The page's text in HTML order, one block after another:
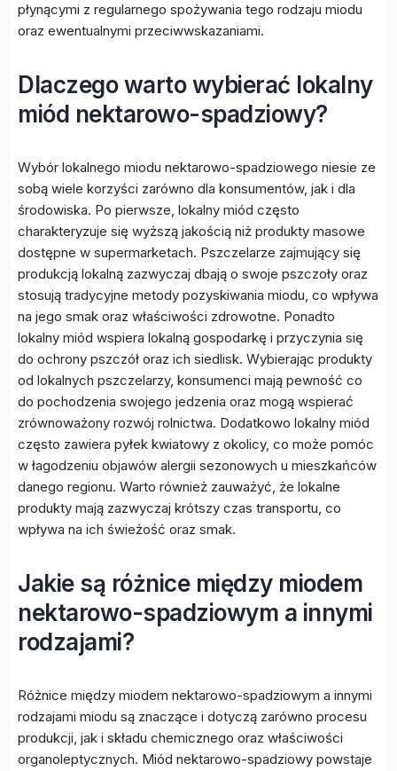
płynącymi z regularnego spożywania tego rodzaju miodu
oraz ewentualnymi przeciwwskazaniami.
Dlaczego warto wybierać lokalny
miód nektarowo-spadziowy?
Wybór lokalnego miodu nektarowo-spadziowego niesie ze
sobą wiele korzyści zarówno dla konsumentów, jak i dla
środowiska. Po pierwsze, lokalny miód często
charakteryzuje się wyższą jakością niż produkty masowe
dostępne w supermarketach. Pszczelarze zajmujący się
produkcją lokalną zazwyczaj dbają o swoje pszczoły oraz
stosują tradycyjne metody pozyskiwania miodu, co wpływa
na jego smak oraz właściwości zdrowotne. Ponadto
lokalny miód wspiera lokalną gospodarkę i przyczynia się
do ochrony pszczół oraz ich siedlisk. Wybierając produkty
od lokalnych pszczelarzy, konsumenci mają pewność co
do pochodzenia swojego jedzenia oraz mogą wspierać
zrównoważony rozwój rolnictwa. Dodatkowo lokalny miód
często zawiera pyłek kwiatowy z okolicy, co może pomóc
w łagodzeniu objawów alergii sezonowych u mieszkańców
danego regionu. Warto również zauważyć, że lokalne
produkty mają zazwyczaj krótszy czas transportu, co
wpływa na ich świeżość oraz smak.
Jakie są różnice między miodem
nektarowo-spadziowym a innymi
rodzajami?
Różnice między miodem nektarowo-spadziowym a innymi
rodzajami miodu są znaczące i dotyczą zarówno procesu
produkcji, jak i składu chemicznego oraz właściwości
organoleptycznych. Miód nektarowo-spadziowy powstaje